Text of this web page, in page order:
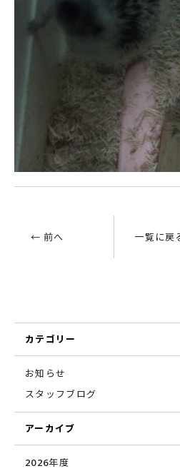
← 前へ 一覧に戻
カテゴリー
お知らせ
スタッフブログ
アーカイブ
2026年度